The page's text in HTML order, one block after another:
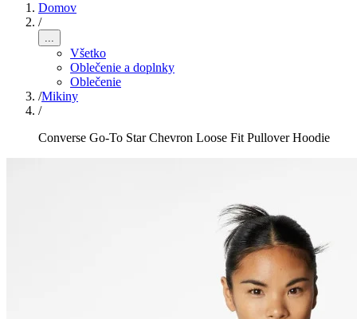
Domov
/
...
Všetko
Oblečenie a doplnky
Oblečenie
/Mikiny
/
Converse Go-To Star Chevron Loose Fit Pullover Hoodie